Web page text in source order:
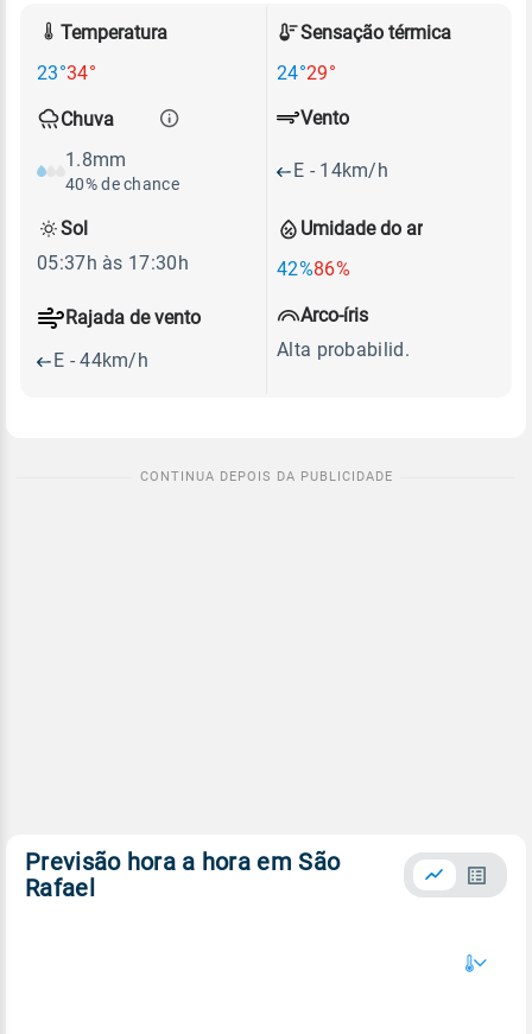
Temperatura
23°34°
Sensação térmica
24°29°
Chuva
1.8mm
40% de chance
Umidade do ar
42%86%
Vento
E - 14km/h
Rajada de vento
E - 44km/h
Sol
05:37h às 17:30h
Arco-íris
Alta probabilid.
Previsão hora a hora em São
Rafael